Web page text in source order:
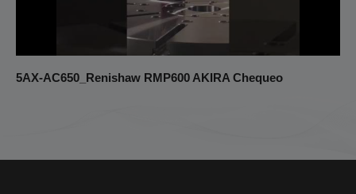
5AX-AC650_Renishaw RMP600 AKIRA Chequeo